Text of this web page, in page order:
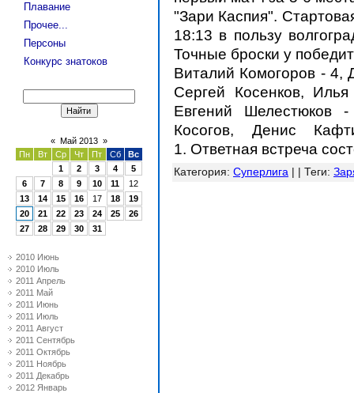
Плавание
Прочее...
Персоны
Конкурс знатоков
« Май 2013 »
Пн
Вт Ср Чт Пт Сб
Вс
1
2 3 4
5
6
7 8 9 10 11
12
13
14 15 16 17 18
19
20
21 22 23 24 25
26
27
28 29 30 31
2010 Июнь
2010 Июль
2011 Апрель
2011 Май
2011 Июнь
2011 Июль
2011 Август
2011 Сентябрь
2011 Октябрь
2011 Ноябрь
2011 Декабрь
2012 Январь
"Зари Каспия".
18:13 в пользу
Точные броски у
Виталий Комогоров - 4,
Сергей Косенков,
Евгений Шелестюков
Косогов, Денис
1. Ответная встреча
Категория: Суперлига | | Теги: